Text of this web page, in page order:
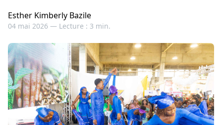
Esther Kimberly Bazile
04 mai 2026 — Lecture : 3 min.